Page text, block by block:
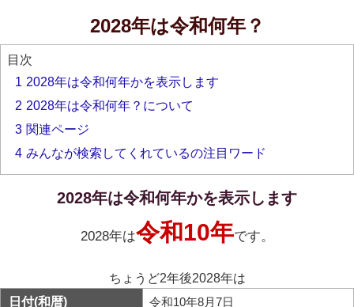
2028年は令和何年？
目次
1 2028年は令和何年かを表示します
2 2028年は令和何年？について
3 関連ページ
4 みんなが検索してくれているの注目ワード
2028年は令和何年かを表示します
2028年は令和10年です。
ちょうど2年後2028年は
日付(和暦)
令和10年8月7日